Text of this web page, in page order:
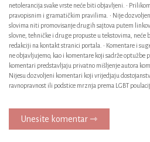
netolerancija svake vrste neće biti objavljeni. •
pravopisnim i gramatičkim pravilima. • Nije
slovima niti promovisanje drugih sajtova putem
slovne, tehničke i druge propuste u tekstovima,
redakciji na kontakt stranici portala. • Komentare i
ne objavljujemo, kao i komentare koji sadrže optužbe
komentari predstavljaju privatno mišljenje autora
Nijesu dozvoljeni komentari koji vrijedjaju
ravnopravnost ili podstice mrznja prema LGBT
Unesite komentar ⇾